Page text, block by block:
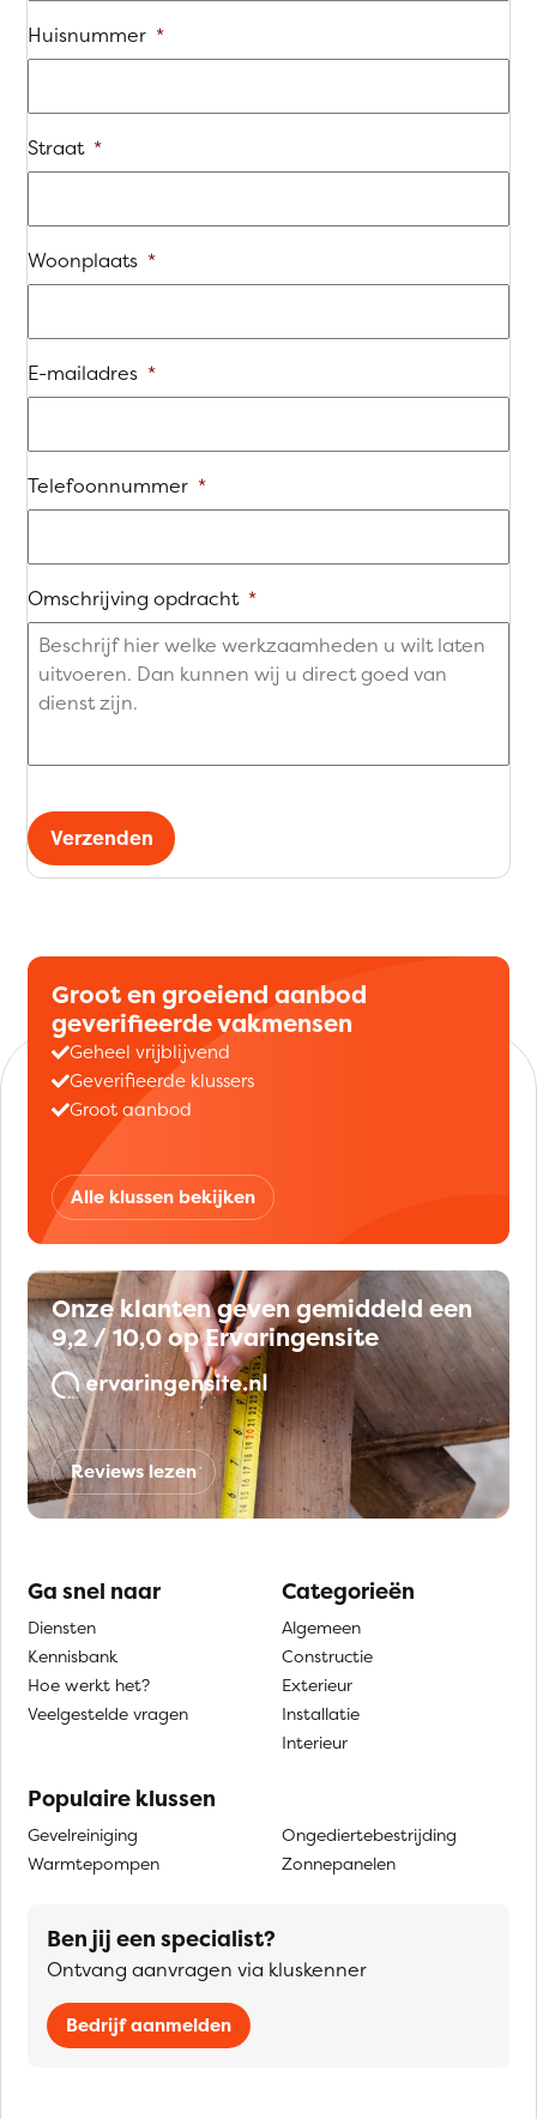
Huisnummer *
Straat *
Woonplaats *
E-mailadres *
Telefoonnummer *
Omschrijving opdracht *
Verzenden
Groot en groeiend aanbod
geverifieerde vakmensen
Geheel vrijblijvend
Geverifieerde klussers
Groot aanbod
Alle klussen bekijken
Onze klanten geven gemiddeld een
9,2 / 10,0 op Ervaringensite
Reviews lezen
Ga snel naar
Diensten
Kennisbank
Hoe werkt het?
Veelgestelde vragen
Categorieën
Algemeen
Constructie
Exterieur
Installatie
Interieur
Populaire klussen
Gevelreiniging
Warmtepompen
Ongediertebestrijding
Zonnepanelen
Ben jij een specialist?
Ontvang aanvragen via kluskenner
Bedrijf aanmelden